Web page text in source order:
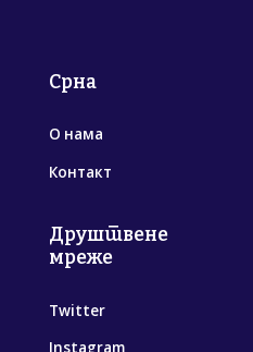
Срна
О нама
Контакт
Друштвене
мреже
Twitter
Instagram